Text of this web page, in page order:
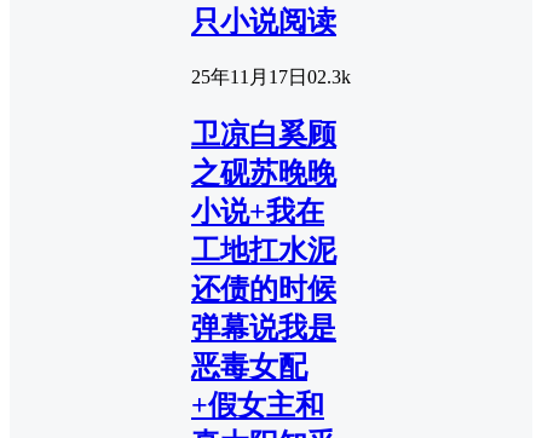
只小说阅读
25年11月17日 02.3k
卫凉白奚顾
之砚苏晚晚
小说+我在
工地扛水泥
还债的时候
弹幕说我是
恶毒女配
+假女主和